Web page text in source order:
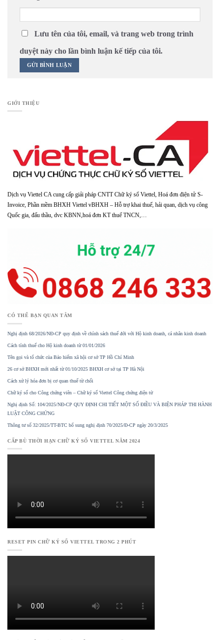
Lưu tên của tôi, email, và trang web trong trình
duyệt này cho lần bình luận kế tiếp của tôi.
GIỚI THIỆU
Dịch vụ Viettel CA cung cấp giải pháp CNTT Chữ ký số Viettel, Hoá đơn điện tử S-
Invoice, Phần mềm BHXH Viettel vBHXH – Hỗ trợ khai thuế, hải quan, dịch vụ công
Quốc gia, đấu thầu, dvc KBNN,hoá đơn KT thuế TNCN,…
CÓ THỂ BẠN QUAN TÂM
Nghị định 68/2026/NĐ-CP quy định về chính sách thuế đới với Hộ kinh doanh, cá nhân kinh doanh
Cách tính thuế cho Hộ kinh doanh từ 01/01/2026
Tên gọi và tổ chức của Bảo hiểm xã hội cơ sở TP Hồ Chí Minh
26 cơ sở BHXH mới nhất từ 01/10/2025 BHXH cơ sở tại TP Hà Nội
Cách xử lý hóa đơn bị cơ quan thuế từ chối
Chữ ký số cho Công chứng viên – Chữ ký số Viettel Công chứng điện tử
Nghị định Số: 104/2025/NĐ-CP QUY ĐỊNH CHI TIẾT MỘT SỐ ĐIỀU VÀ BIỆN PHÁP THI HÀNH
LUẬT CÔNG CHỨNG
Thông tư số 32/2025/TT-BTC bổ sung nghị định 70/2025/Đ-CP ngày 20/3/2025
CẤP BÙ THỜI HẠN CHỮ KÝ SỐ VIETTEL NĂM 2024
RESET PIN CHỮ KÝ SỐ VIETTEL TRONG 2 PHÚT